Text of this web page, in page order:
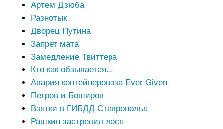
Артем Дзюба
Разнотык
Дворец Путина
Запрет мата
Замедление Твиттера
Кто как обзывается...
Авария контейнеровоза Ever Given
Петров и Боширов
Взятки в ГИБДД Ставрополья
Рашкин застрелил лося